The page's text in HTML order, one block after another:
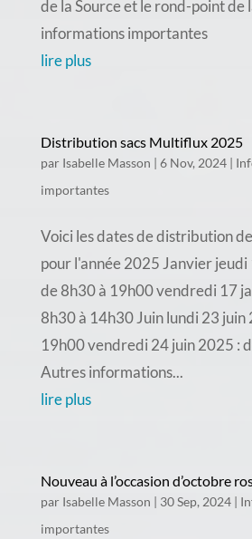
de la Source et le rond-point de
informations importantes
lire plus
Distribution sacs Multiflux 2025
par Isabelle Masson | 6 Nov, 2024|
importantes
Voici les dates de distribution
pour l'année 2025 Janvier
de 8h30 à 19h00 vendredi 17
8h30 à 14h30 Juin lundi 23 juin
19h00 vendredi 24 juin 2025 :
Autres informations...
lire plus
Nouveau à l’occasion d’octobre
par Isabelle Masson | 30 Sep, 2024|
importantes